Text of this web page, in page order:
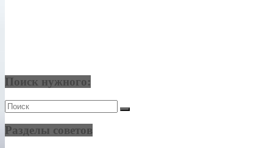
Поиск нужного:
Разделы советов